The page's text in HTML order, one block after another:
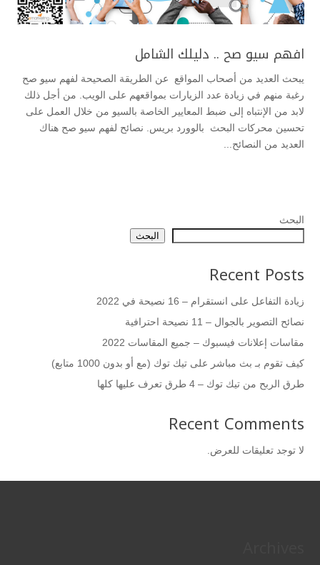
افهم سيو صح .. دليلك الشامل
يبحث العديد من أصحاب المواقع عن الطريقة الصحيحة لفهم سيو صح
رغبة منهم في زيادة عدد الزيارات بمواقعهم على الويب. من أجل ذلك
لابد من الإنتباه إلى ضبط المعايير الخاصة بالسيو من خلال العمل على
تحسين محركات البحث بالوورد بريس. نصائح لفهم سيو صح هناك
العديد من النصائح...
البحث
البحث
Recent Posts
زيادة التفاعل على انستقرام – 16 نصيحة في 2022
نصائح التصوير بالجوال – 11 نصيحة احترافية
مقاسات إعلانات فيسبوك – جميع المقاسات 2022
كيف تقوم بـ بث مباشر على تيك توك (مع أو بدون 1000 متابع)
طرق الربح من تيك توك – 4 طرق تعرف عليها كلها
Recent Comments
لا توجد تعليقات للعرض.